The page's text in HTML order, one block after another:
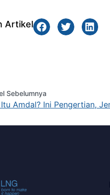
Artikel
Sebelumnya
Amdal? Ini Pengertian,